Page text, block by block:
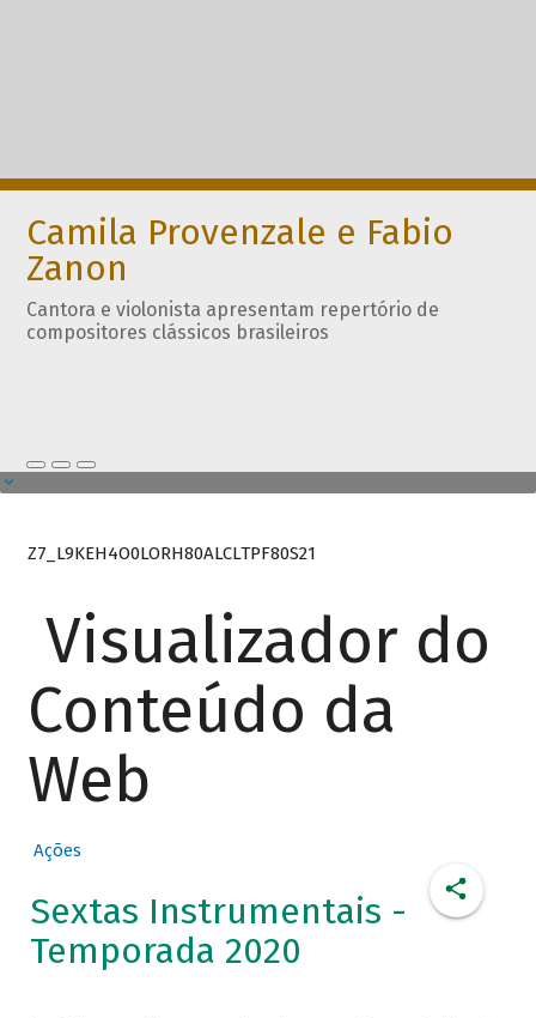
Camila Provenzale e Fabio
Zanon
Cantora e violonista apresentam repertório de
compositores clássicos brasileiros
Z7_L9KEH4O0LORH80ALCLTPF80S21
Visualizador do
Conteúdo da
Web
Ações
Sextas Instrumentais -
Temporada 2020